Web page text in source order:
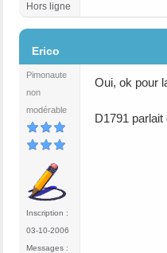
Hors ligne
Erico
Pimonaute
non
modérable
Inscription :
03-10-2006
Messages :
Oui, ok pour
D1791